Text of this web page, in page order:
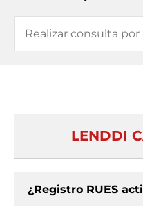
LENDDI
¿Registro RUES